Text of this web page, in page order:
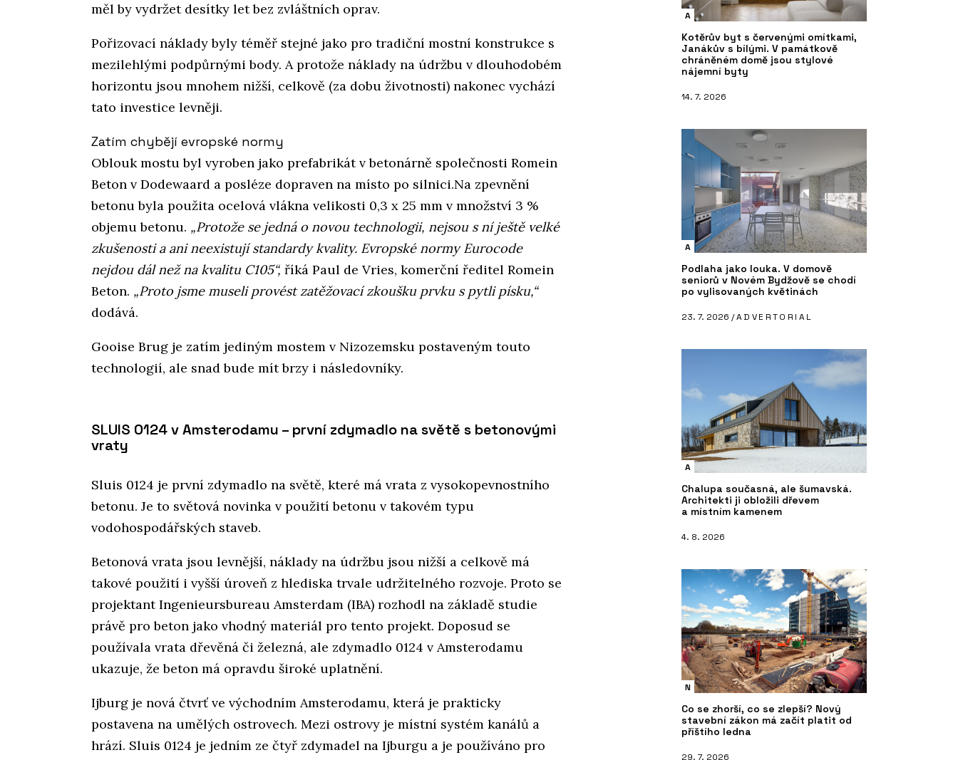
měl by vydržet desítky let bez zvláštních oprav.
Pořizovací náklady byly téměř stejné jako pro tradiční mostní konstrukce s
mezilehlými podpůrnými body. A protože náklady na údržbu v dlouhodobém
horizontu jsou mnohem nižší, celkově (za dobu životnosti) nakonec vychází
tato investice levněji.
Zatím chybějí evropské normy
Oblouk mostu byl vyroben jako prefabrikát v betonárně společnosti Romein
Beton v Dodewaard a posléze dopraven na místo po silnici.Na zpevnění
betonu byla použita ocelová vlákna velikosti 0,3 x 25 mm v množství 3 %
objemu betonu. „Protože se jedná o novou technologii, nejsou s ní ještě velké
zkušenosti a ani neexistují standardy kvality. Evropské normy Eurocode
nejdou dál než na kvalitu C105“, říká Paul de Vries, komerční ředitel Romein
Beton. „Proto jsme museli provést zatěžovací zkoušku prvku s pytli písku,“
dodává.
Gooise Brug je zatím jediným mostem v Nizozemsku postaveným touto
technologií, ale snad bude mít brzy i následovníky.
SLUIS 0124 v Amsterodamu – první zdymadlo na světě s betonovými
vraty
Sluis 0124 je první zdymadlo na světě, které má vrata z vysokopevnostního
betonu. Je to světová novinka v použití betonu v takovém typu
vodohospodářských staveb.
Betonová vrata jsou levnější, náklady na údržbu jsou nižší a celkově má
takové použití i vyšší úroveň z hlediska trvale udržitelného rozvoje. Proto se
projektant Ingenieursbureau Amsterdam (IBA) rozhodl na základě studie
právě pro beton jako vhodný materiál pro tento projekt. Doposud se
používala vrata dřevěná či železná, ale zdymadlo 0124 v Amsterodamu
ukazuje, že beton má opravdu široké uplatnění.
Ijburg je nová čtvrť ve východním Amsterodamu, která je prakticky
postavena na umělých ostrovech. Mezi ostrovy je místní systém kanálů a
hrází. Sluis 0124 je jedním ze čtyř zdymadel na Ijburgu a je používáno pro
A
Kotěrův byt s červenými omítkami,
Janákův s bílými. V památkově
chráněném domě jsou stylové
nájemní byty
14. 7. 2026
A
Podlaha jako louka. V domově
seniorů v Novém Bydžově se chodí
po vylisovaných květinách
23. 7. 2026 /ADVERTORIAL
A
Chalupa současná, ale šumavská.
Architekti ji obložili dřevem
a místním kamenem
4. 8. 2026
N
Co se zhorší, co se zlepší? Nový
stavební zákon má začít platit od
příštího ledna
29. 7. 2026